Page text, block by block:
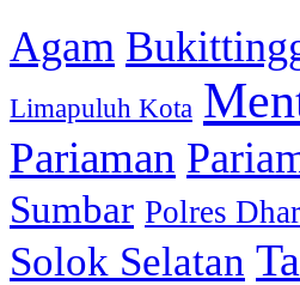
Agam
Limapuluh Kota
Pariaman
Sumbar Polres
Solok Selatan